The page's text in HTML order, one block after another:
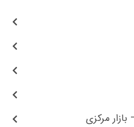
مرکزی